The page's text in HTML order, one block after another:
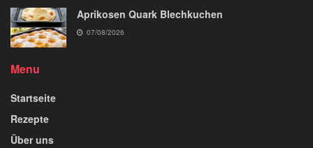
Aprikosen Quark Blechkuchen
07/08/2026
Menu
Startseite
Rezepte
Über uns